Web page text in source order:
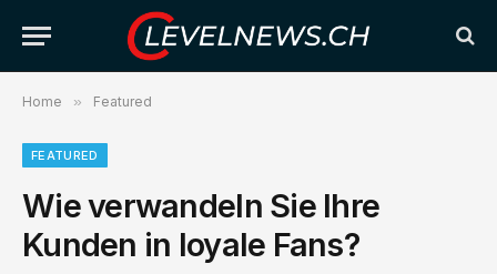
Home » Featured
FEATURED
Wie verwandeln Sie Ihre
Kunden in loyale Fans?